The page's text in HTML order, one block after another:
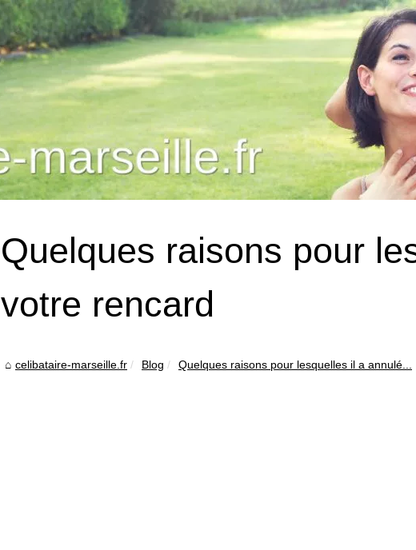
Quelques raisons pour
votre rencard
celibataire-marseille.fr Blog Quelques raisons pour lesquelles il a annulé...